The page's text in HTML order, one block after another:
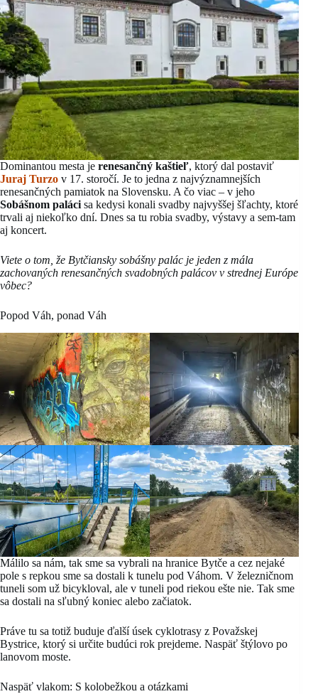
Dominantou mesta je renesančný kaštieľ, ktorý dal postaviť
Juraj Turzo v 17. storočí. Je to jedna z najvýznamnejších
renesančných pamiatok na Slovensku. A čo viac – v jeho
Sobášnom paláci sa kedysi konali svadby najvyššej šľachty, ktoré
trvali aj niekoľko dní. Dnes sa tu robia svadby, výstavy a sem-tam
aj koncert.
Viete o tom, že Bytčiansky sobášny palác je jeden z mála
zachovaných renesančných svadobných palácov v strednej Európe
vôbec?
Popod Váh, ponad Váh
Málilo sa nám, tak sme sa vybrali na hranice Bytče a cez nejaké
pole s repkou sme sa dostali k tunelu pod Váhom. V železničnom
tuneli som už bicykloval, ale v tuneli pod riekou ešte nie. Tak sme
sa dostali na sľubný koniec alebo začiatok.
Práve tu sa totiž buduje ďalší úsek cyklotrasy z Považskej
Bystrice, ktorý si určite budúci rok prejdeme. Naspäť štýlovo po
lanovom moste.
Naspäť vlakom: S kolobežkou a otázkami